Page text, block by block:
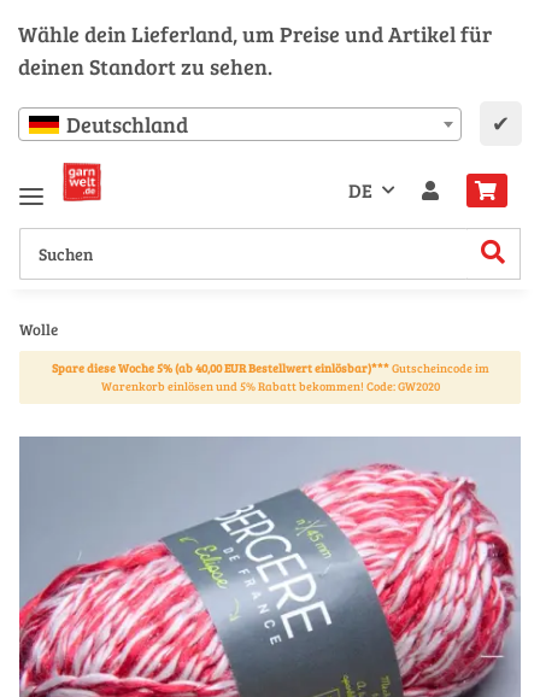
Wähle dein Lieferland, um Preise und Artikel für
deinen Standort zu sehen.
Deutschland ✔
DE
Wolle
Spare diese Woche 5% (ab 40,00 EUR Bestellwert einlösbar)***Gutscheincode im
Warenkorb einlösen und 5% Rabatt bekommen! Code: GW2020